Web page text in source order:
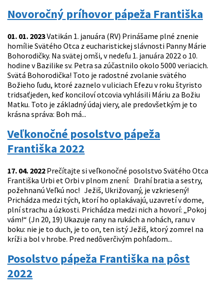
Novoročný príhovor pápeža Františka
01. 01. 2023Vatikán 1. januára (RV) Prinášame plné znenie
homílie Svätého Otca z eucharistickej slávnosti Panny Márie
Bohorodičky. Na svätej omši, v nedeľu 1. januára 2022 o 10.
hodine v Bazilike sv. Petra sa zúčastnilo okolo 5000 veriacich.
Svätá Bohorodička! Toto je radostné zvolanie svätého
Božieho ľudu, ktoré zaznelo v uliciach Efezu v roku štyristo
tridsaťjeden, keď konciloví otcovia vyhlásili Máriu za Božiu
Matku. Toto je základný údaj viery, ale predovšetkým je to
krásna správa: Boh má...
Veľkonočné posolstvo pápeža
Františka 2022
17. 04. 2022 Prečítajte si veľkonočné posolstvo Svätého Otca
Františka Urbi et Orbi v plnom znení: Drahí bratia a sestry,
požehnanú Veľkú noc! Ježiš, Ukrižovaný, je vzkriesený!
Prichádza medzi tých, ktorí ho oplakávajú, uzavretí v dome,
plní strachu a úzkosti. Prichádza medzi nich a hovorí: „Pokoj
vám!“ (Jn 20, 19) Ukazuje rany na rukách a nohách, ranu v
boku: nie je to duch, je to on, ten istý Ježiš, ktorý zomrel na
kríži a bol v hrobe. Pred nedôverčivým pohľadom...
Posolstvo pápeža Františka na pôst
2022